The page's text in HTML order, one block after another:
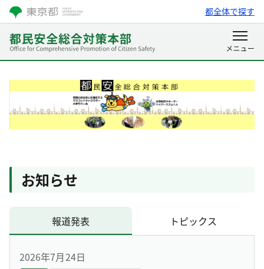
都全体で探す
お知らせ
報道発表 トピックス
2026年7月24日